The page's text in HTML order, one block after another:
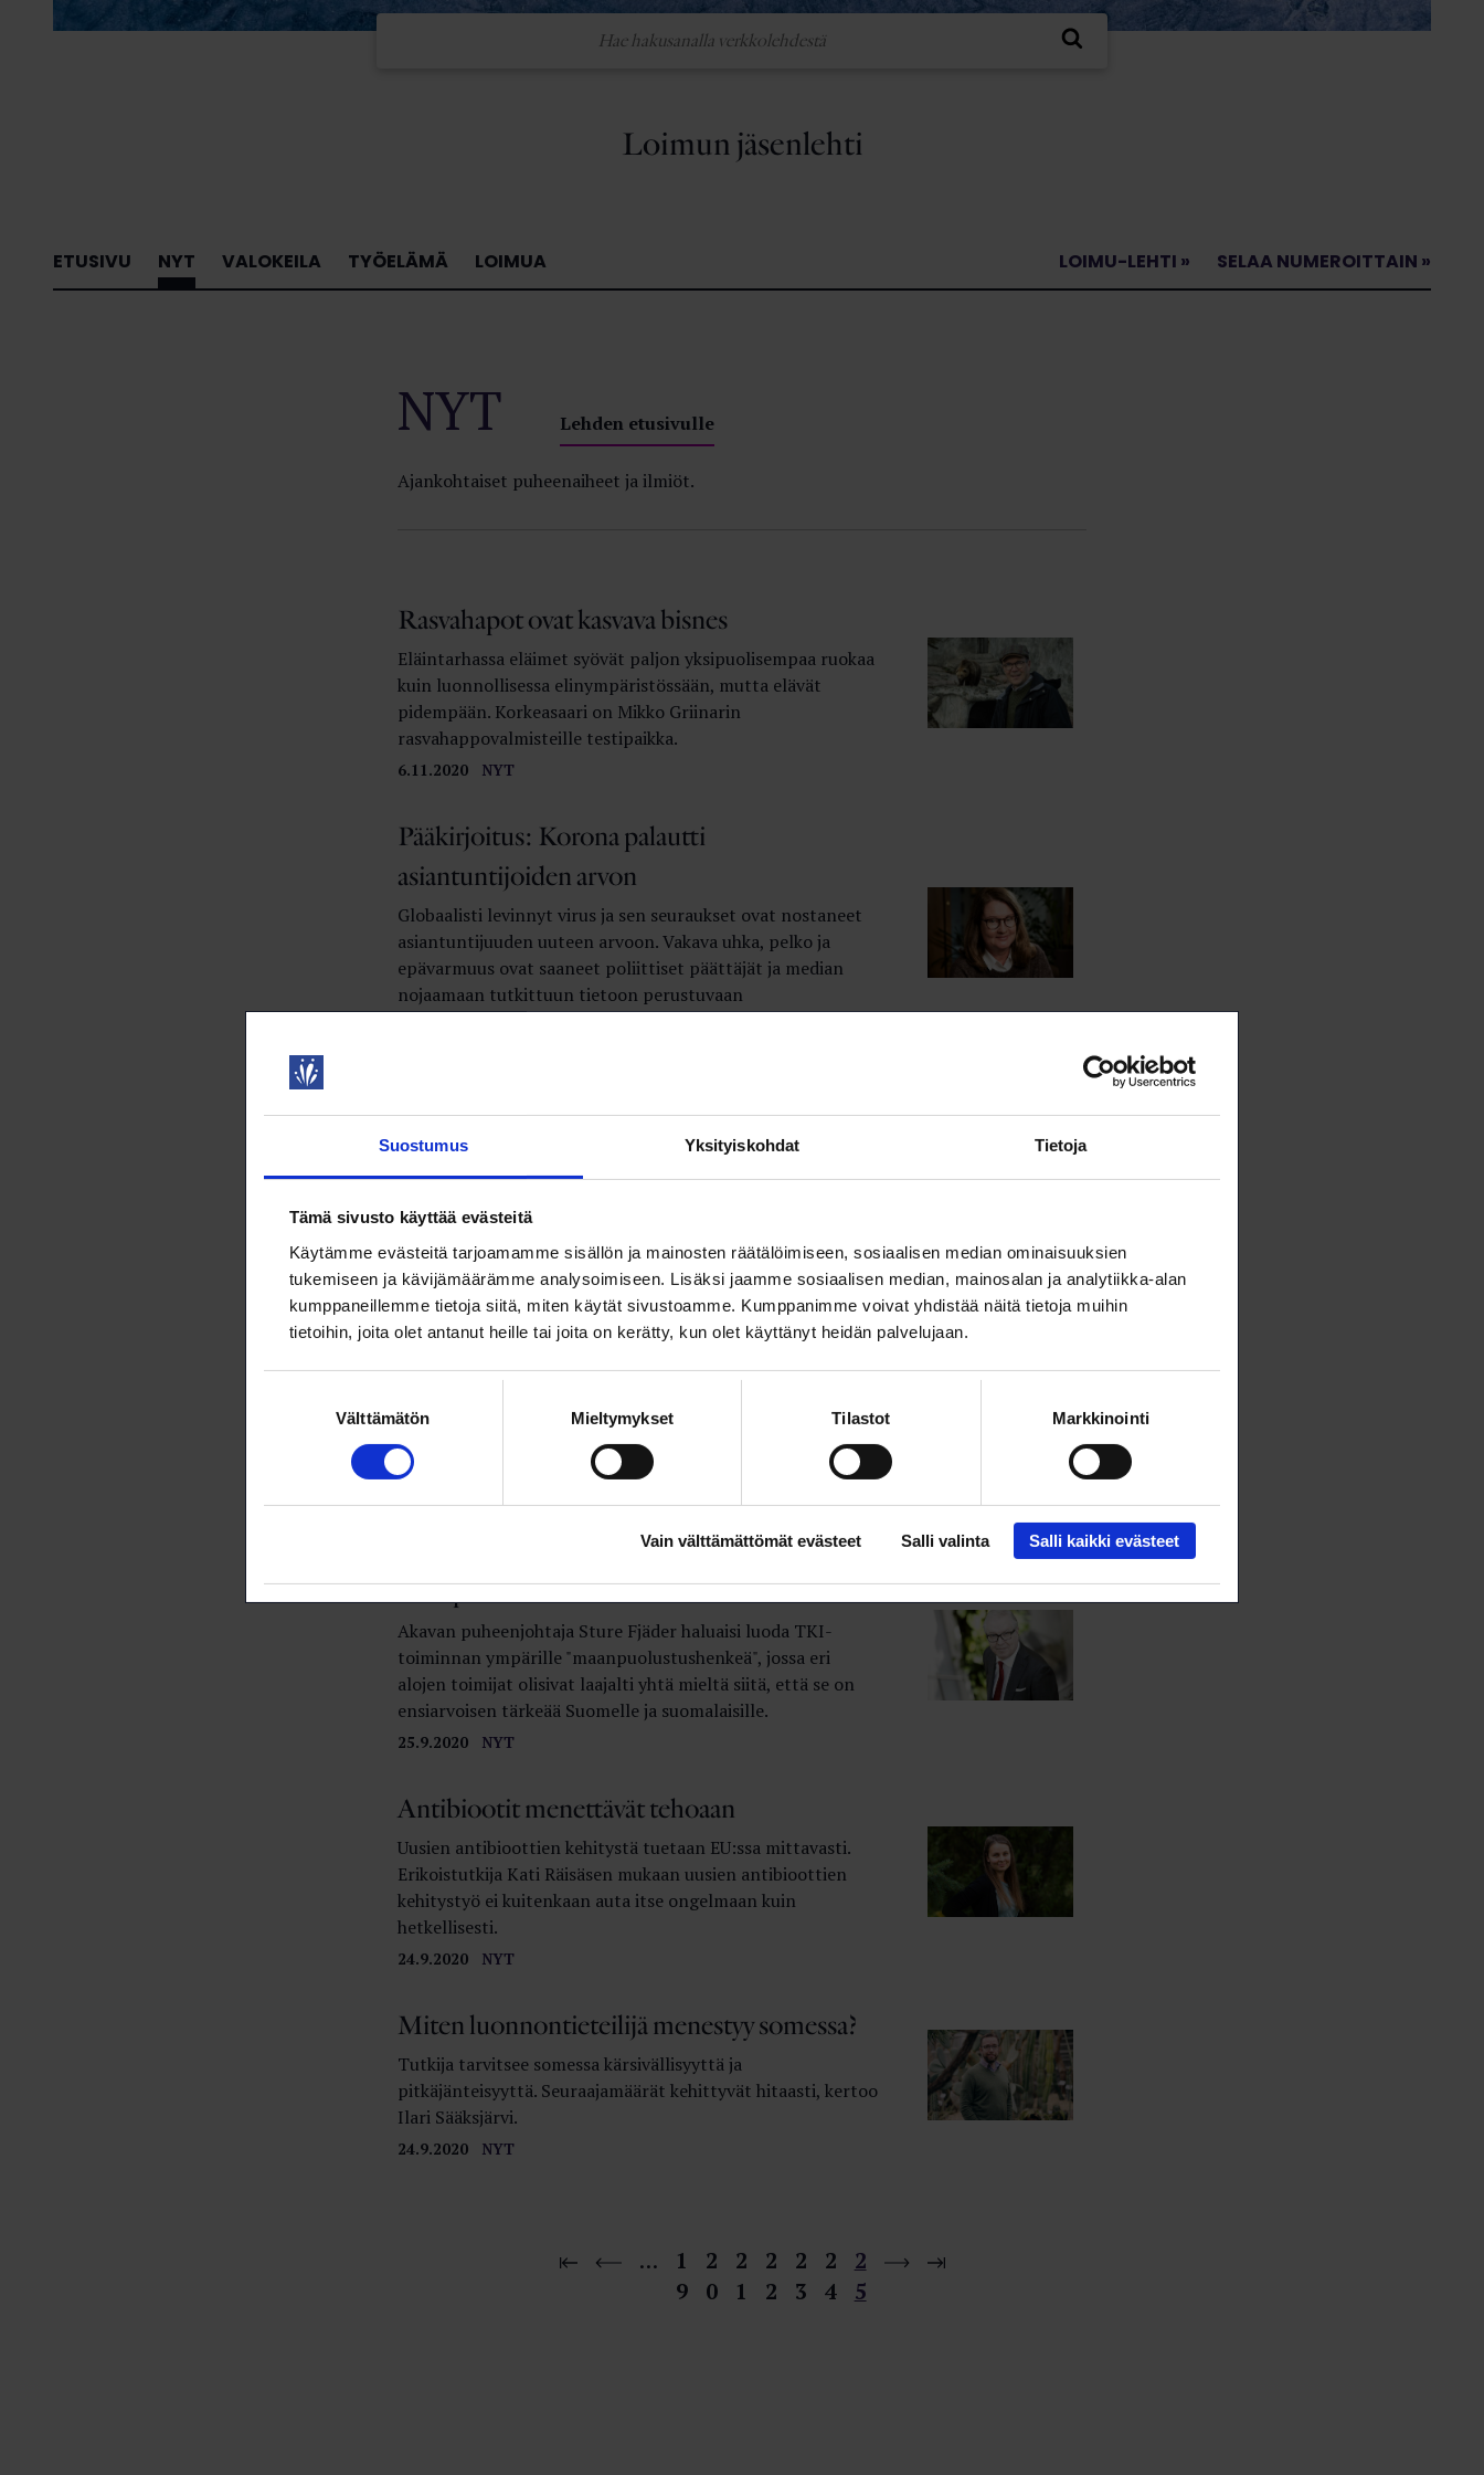
Suostumus Yksityiskohdat Tietoja
Tämä sivusto käyttää evästeitä
Käytämme evästeitä tarjoamamme sisällön ja mainosten räätälöimiseen, sosiaalisen median ominaisuuksien
tukemiseen ja kävijämäärämme analysoimiseen. Lisäksi jaamme sosiaalisen median, mainosalan ja analytiikka-alan
kumppaneillemme tietoja siitä, miten käytät sivustoamme. Kumppanimme voivat yhdistää näitä tietoja muihin
tietoihin, joita olet antanut heille tai joita on kerätty, kun olet käyttänyt heidän palvelujaan.
Välttämätön Mieltymykset Tilastot Markkinointi
Vain välttämättömät evästeet Salli valinta Salli kaikki evästeet
Loimun jäsenlehti
ETUSIVU NYT VALOKEILA TYÖELÄMÄ LOIMUA LOIMU-LEHTI » SELAA NUMEROITTAIN »
NYT Lehden etusivulle
Ajankohtaiset puheenaiheet ja ilmiöt.
6.11.2020 NYT
Rasvahapot ovat kasvava bisnes
Eläintarhassa eläimet syövät paljon yksipuolisempaa ruokaa
kuin luonnollisessa elinympäristössään, mutta elävät
pidempään. Korkeasaari on Mikko Griinarin
rasvahappovalmisteille testipaikka.
Pääkirjoitus: Korona palautti
asiantuntijoiden arvon
Globaalisti levinnyt virus ja sen seuraukset ovat nostaneet
asiantuntijuuden uuteen arvoon. Vakava uhka, pelko ja
epävarmuus ovat saaneet poliittiset päättäjät ja median
nojaamaan tutkittuun tietoon perustuvaan
6.11.2020 NYT
Kolumni: Kestävä, oikeudenmukainen
tulevaisuus
vastuullisesta, maailmalle esimerkkinä toimivasta Suomesta,
joka luo uusia hiilineutraaliuden innovaatioita ja jakaa
siirtymän taakan oikeudenmukaisesti.
Pääkirjoitus: Uuden nousun lääkkeet
Yksi Loimun Kestävän tulevaisuuden ohjelman keskeisistä
tavoitteista on uskottavan polun löytäminen tutkimus-,
kehitys ja innovaatiopanostusten kasvattamiseksi nykyisestä
25.9.2020 NYT
TKI-panostukset ovat avainasia
Akavan puheenjohtaja Sture Fjäder haluaisi luoda TKI-
toiminnan ympärille "maanpuolustushenkeä", jossa eri
alojen toimijat olisivat laajalti yhtä mieltä siitä, että se on
ensiarvoisen tärkeää Suomelle ja suomalaisille.
24.9.2020 NYT
Antibiootit menettävät tehoaan
Uusien antibioottien kehitystä tuetaan EU:ssa mittavasti.
Erikoistutkija Kati Räisäsen mukaan uusien antibioottien
kehitystyö ei kuitenkaan auta itse ongelmaan kuin
hetkellisesti.
24.9.2020 NYT
Miten luonnontieteilijä menestyy somessa?
Tutkija tarvitsee somessa kärsivällisyyttä ja
pitkäjänteisyyttä. Seuraajamäärät kehittyvät hitaasti, kertoo
Ilari Sääksjärvi.
…
1
9
2
0
2
1
2
2
2
3
2
4
2
5